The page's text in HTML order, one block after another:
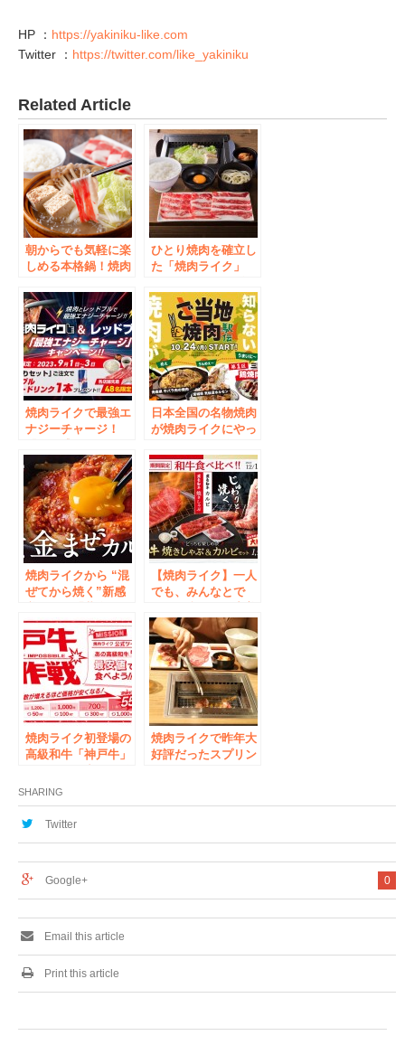
HP ： https://yakiniku-like.com
Twitter ： https://twitter.com/like_yakiniku
Related Article
朝からでも気軽に楽
しめる本格鍋！焼肉
リーズ第３弾は”国
産牛しゃぶしゃぶ”
1月24日から31日ま
で特別価格で販売。
2月1日からは3種類
同時販売！
ひとり焼肉を確立し
た「焼肉ライク」
国89店舗で本格導
入！「一人で行くこ
とに抵抗感のある飲
食店ランキング」
の”鍋、しゃぶしゃ
ぶ”も焼肉ライクで
楽しめるようになり
ます。
焼肉ライクで最強エ
ナジーチャージ！
をご注文いただいた
方に、先着順でレッ
ドブル1本プレゼン
ト！9月1日(金)から3
日間、全店舗でキャ
ンペーン実施！
日本全国の名物焼肉
が焼肉ライクにやっ
重県の鶏焼肉。甘辛
味噌だれがうまいに
～。ご当地焼肉駅
伝、10月24日から全
店舗で開催開始
焼肉ライクから “混
ぜてから焼く”新感
カルビ」5月18日
（水）から全店にて
販売開始
【焼肉ライク】一人
でも、みんなとで
焼肉！年末年始限定
メニュー・黒毛和牛
２種の贅沢セットが
12月15日(金)から全
国86店舗で販売
焼肉ライク初登場の
高級和牛「神戸牛」
打ち価格に！リツイ
ート数が増えるほど
価格が安くなるキャ
焼肉ライクで昨年大
好評だったスプリン
禁。期間限定でチル
SHARING
Twitter
0
Google+
Email this article
Print this article